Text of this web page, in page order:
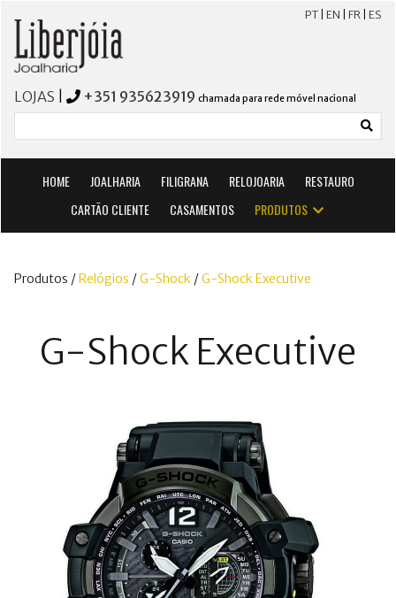
PT EN FR ES
LOJAS +351 935623919 chamada para rede móvel nacional
HOME JOALHARIA FILIGRANA RELOJOARIA
RESTAURO
CARTÃO CLIENTE
CASAMENTOS PRODUTOS
Produtos /Relógios /G-Shock /G-Shock Executive
G-Shock Executive